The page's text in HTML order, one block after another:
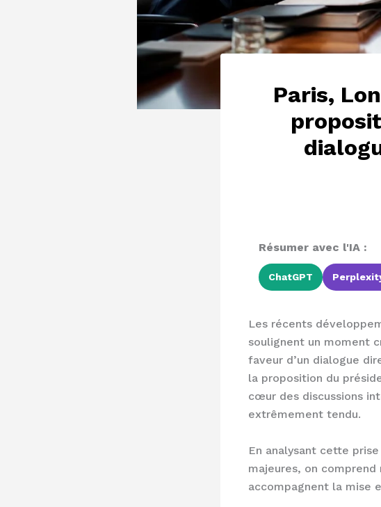
Paris,
Résumer avec l'IA :
ChatGPT
Les récents
soulignent un moment
faveur d’un dialogue
la proposition du
cœur des discussions
extrêmement tendu.
En analysant cette
majeures, on
accompagnent la mise